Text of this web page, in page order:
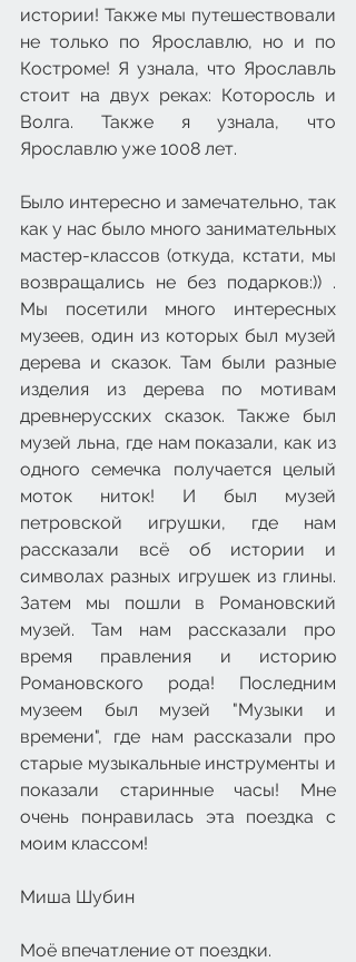
истории! Также мы путешествовали
не только по Ярославлю, но и по
Костроме! Я узнала, что Ярославль
стоит на двух реках: Которосль и
Волга. Также я узнала, что
Ярославлю уже 1008 лет.
Было интересно и замечательно, так
как у нас было много занимательных
мастер-классов (откуда, кстати, мы
возвращались не без подарков:)) .
Мы посетили много интересных
музеев, один из которых был музей
дерева и сказок. Там были разные
изделия из дерева по мотивам
древнерусских сказок. Также был
музей льна, где нам показали, как из
одного семечка получается целый
моток ниток! И был музей
петровской игрушки, где нам
рассказали всё об истории и
символах разных игрушек из глины.
Затем мы пошли в Романовский
музей. Там нам рассказали про
время правления и историю
Романовского рода! Последним
музеем был музей "Музыки и
времени", где нам рассказали про
старые музыкальные инструменты и
показали старинные часы! Мне
очень понравилась эта поездка с
моим классом!
Миша Шубин
Моё впечатление от поездки.